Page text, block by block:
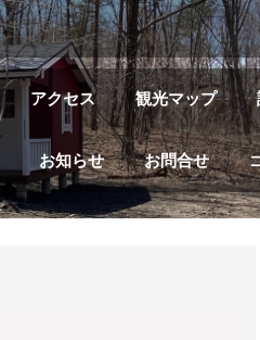
アクセス 観光マップ
お知らせ お問合せ